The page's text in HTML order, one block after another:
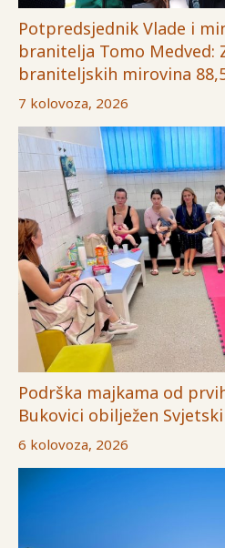
Potpredsjednik Vlade i
branitelja Tomo Medved:
braniteljskih mirovina
7 kolovoza, 2026
Podrška majkama od
Bukovici obilježen
6 kolovoza, 2026